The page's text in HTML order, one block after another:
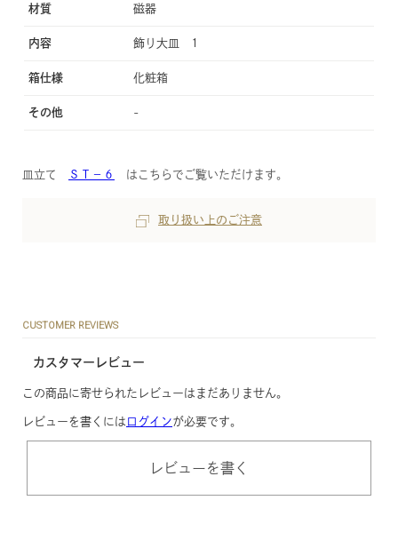
材質 磁器
内容 飾り大皿 1
箱仕様 化粧箱
その他 -
皿立て ＳＴ−６ はこちらでご覧いただけます。
取り扱い上のご注意
CUSTOMER REVIEWS
カスタマーレビュー
この商品に寄せられたレビューはまだありません。
レビューを書くには ログインが必要です。
レビューを書く